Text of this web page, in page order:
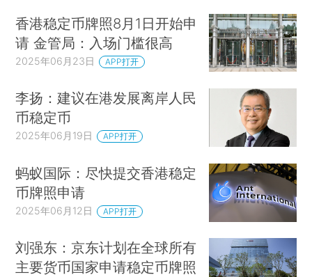
香港稳定币牌照8月1日开始申
请 金管局：入场门槛很高
2025年06月23日 APP打开
李扬：建议在港发展离岸人民
币稳定币
2025年06月19日 APP打开
蚂蚁国际：尽快提交香港稳定
币牌照申请
2025年06月12日 APP打开
刘强东：京东计划在全球所有
主要货币国家申请稳定币牌照